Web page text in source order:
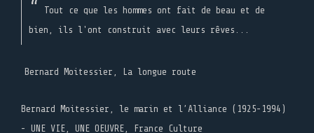
Tout ce que les hommes ont fait de beau et de
bien, ils l'ont construit avec leurs rêves...
Bernard Moitessier, La longue route
Bernard Moitessier, le marin et l’Alliance (1925-1994)
- UNE VIE, UNE OEUVRE, France Culture